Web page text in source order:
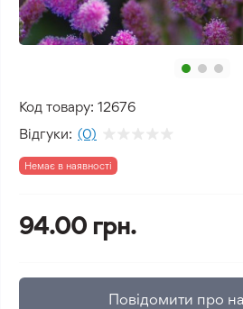
Код товару: 12676
Відгуки: (0)
Немає в наявності
94.00 грн.
Повідомити про